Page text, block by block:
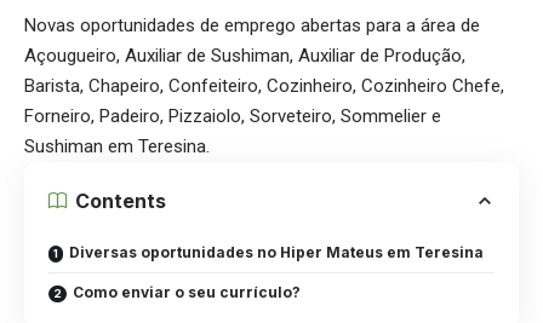
Novas oportunidades de emprego abertas para a área de
Açougueiro, Auxiliar de Sushiman, Auxiliar de Produção,
Barista, Chapeiro, Confeiteiro, Cozinheiro, Cozinheiro Chefe,
Forneiro, Padeiro, Pizzaiolo, Sorveteiro, Sommelier e
Sushiman em Teresina.
Contents
Diversas oportunidades no Hiper Mateus em Teresina
Como enviar o seu currículo?